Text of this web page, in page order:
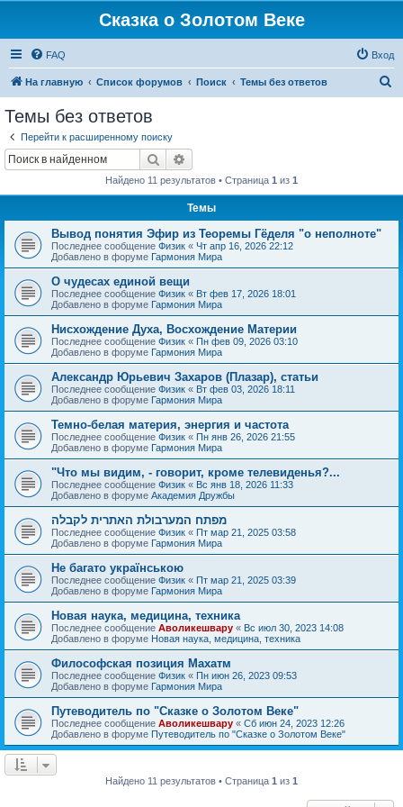
Сказка о Золотом Веке
FAQ Вход
На главную Список форумов Поиск Темы без ответов
Темы без ответов
Перейти к расширенному поиску
Поиск
Найдено 11 результатов • Страница 1 из 1
Темы
Вывод понятия Эфир из Теоремы Гёделя "о неполноте"
Последнее сообщение Физик « Чт апр 16, 2026 22:12
Добавлено в форуме Гармония Мира
О чудесах единой вещи
Последнее сообщение Физик « Вт фев 17, 2026 18:01
Добавлено в форуме Гармония Мира
Нисхождение Духа, Восхождение Материи
Последнее сообщение Физик « Пн фев 09, 2026 03:10
Добавлено в форуме Гармония Мира
Александр Юрьевич Захаров (Плазар), статьи
Последнее сообщение Физик « Вт фев 03, 2026 18:11
Добавлено в форуме Гармония Мира
Темно-белая материя, энергия и частота
Последнее сообщение Физик « Пн янв 26, 2026 21:55
Добавлено в форуме Гармония Мира
"Что мы видим, - говорит, кроме телевиденья?...
Последнее сообщение Физик « Вс янв 18, 2026 11:33
Добавлено в форуме Академия Дружбы
מפתח המערבולת האתרית לקבלה
Последнее сообщение Физик « Пт мар 21, 2025 03:58
Добавлено в форуме Гармония Мира
Не багато українською
Последнее сообщение Физик « Пт мар 21, 2025 03:39
Добавлено в форуме Гармония Мира
Новая наука, медицина, техника
Последнее сообщение Аволикешвару « Вс июл 30, 2023 14:08
Добавлено в форуме Новая наука, медицина, техника
Философская позиция Махатм
Последнее сообщение Физик « Пн июн 26, 2023 09:53
Добавлено в форуме Гармония Мира
Путеводитель по "Сказке о Золотом Веке"
Последнее сообщение Аволикешвару « Сб июн 24, 2023 12:26
Добавлено в форуме Путеводитель по "Сказке о Золотом Веке"
Найдено 11 результатов • Страница 1 из 1